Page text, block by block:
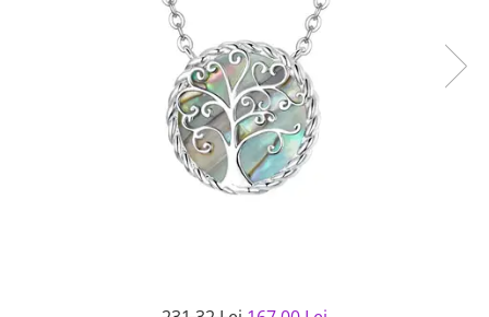
Bijuterii argint placat cu aur
Bijuterii argint cu diverse
Bijuterii argint cu murano
Casete si cutii de bijuterii